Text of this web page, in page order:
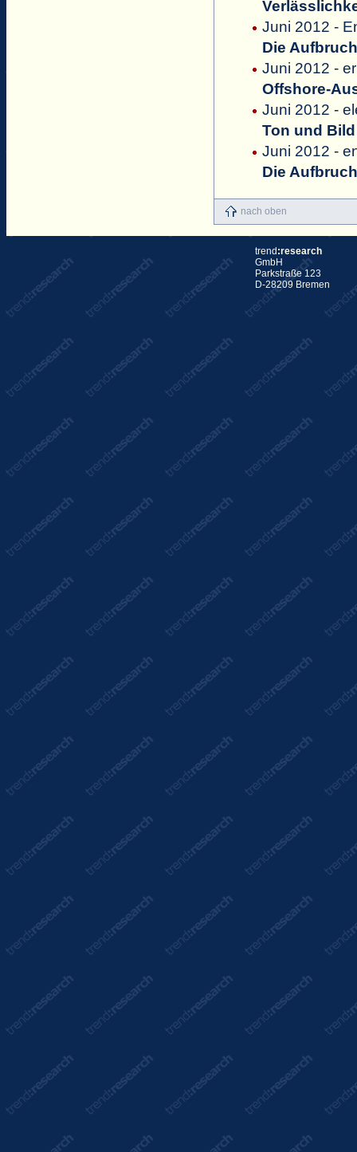
Juni 2012 -
Die
Juni 2012 -
Offshore-
Juni 2012 -
Ton und
Juni 2012 -
Die
nach oben
trend :research
GmbH
Parkstraße 123
D-28209 Bremen